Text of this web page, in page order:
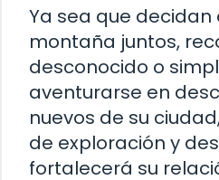
Ya sea que decidan
montaña juntos,
desconocido o
aventurarse en
nuevos de su
de exploración y
fortalecerá su